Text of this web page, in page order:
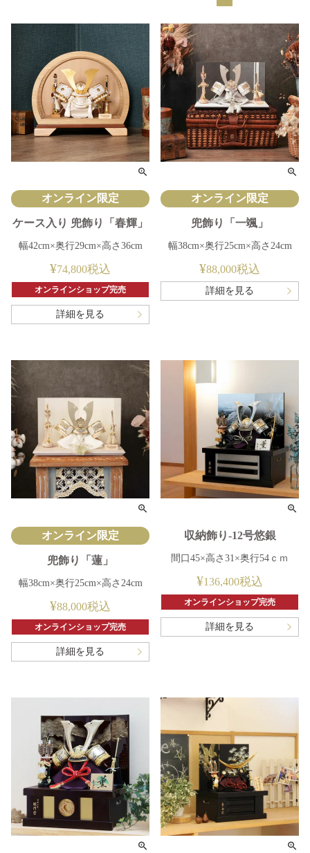
オンライン限定
ケース入り 兜飾り「春輝」
幅42cm×奥行29cm×高さ36cm
¥74,800税込
オンラインショップ完売
詳細を見る
オンライン限定
兜飾り「一颯」
幅38cm×奥行25cm×高さ24cm
¥88,000税込
詳細を見る
オンライン限定
兜飾り「蓮」
幅38cm×奥行25cm×高さ24cm
¥88,000税込
オンラインショップ完売
詳細を見る
収納飾り-12号悠銀
間口45×高さ31×奥行54ｃｍ
¥136,400税込
オンラインショップ完売
詳細を見る